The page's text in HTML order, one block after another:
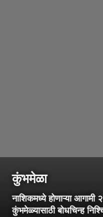
कुंभमेळा
नाशिकमध्ये होणाऱ्या आगामी
कुंभमेळ्यासाठी बोधचिन्ह